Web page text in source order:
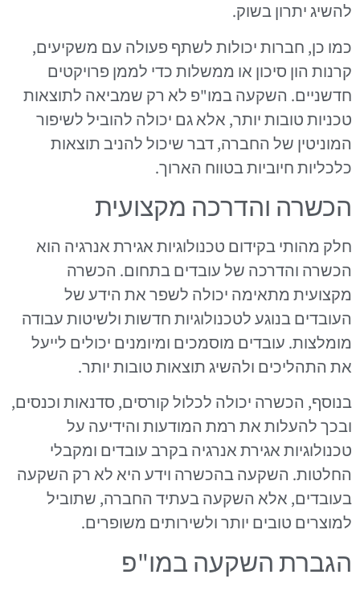
להשיג יתרון בשוק.
כמו כן, חברות יכולות לשתף פעולה עם משקיעים,
קרנות הון סיכון או ממשלות כדי לממן פרויקטים
חדשניים. השקעה במו"פ לא רק שמביאה לתוצאות
טכניות טובות יותר, אלא גם יכולה להוביל לשיפור
המוניטין של החברה, דבר שיכול להניב תוצאות
כלכליות חיוביות בטווח הארוך.
הכשרה והדרכה מקצועית
חלק מהותי בקידום טכנולוגיות אגירת אנרגיה הוא
הכשרה והדרכה של עובדים בתחום. הכשרה
מקצועית מתאימה יכולה לשפר את הידע של
העובדים בנוגע לטכנולוגיות חדשות ולשיטות עבודה
מומלצות. עובדים מוסמכים ומיומנים יכולים לייעל
את התהליכים ולהשיג תוצאות טובות יותר.
בנוסף, הכשרה יכולה לכלול קורסים, סדנאות וכנסים,
ובכך להעלות את רמת המודעות והידיעה על
טכנולוגיות אגירת אנרגיה בקרב עובדים ומקבלי
החלטות. השקעה בהכשרה וידע היא לא רק השקעה
בעובדים, אלא השקעה בעתיד החברה, שתוביל
למוצרים טובים יותר ולשירותים משופרים.
הגברת השקעה במו"פ